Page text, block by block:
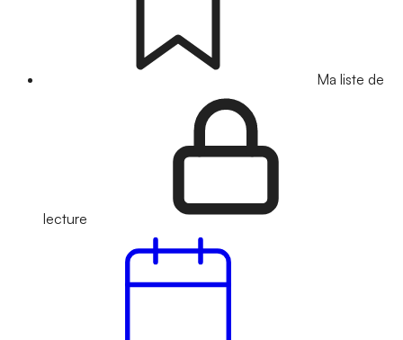
Ma liste de
lecture